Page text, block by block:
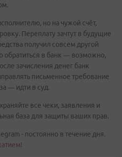
но на чужой счёт,
Переплату зачтут в будущие
получил совсем другой
обратиться в банк — возможно,
зачисления денег банк
письменное требование
— идти в суд.
все чеки, заявления и
база для защиты ваших прав.
- постоянно в течение дня.